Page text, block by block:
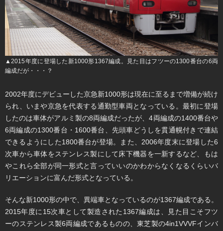
▲2015年度に登場した新1000形1367編成。見た目はフツーの1300番台の6両
編成だが・・・？
2002年度にデビューした京急新1000形は現在に至るまで増備が続け
られ、いまや京急を代表する通勤型車両となっている。最初に登場
したのは車体がアルミ製の8両編成だったが、4両編成の1400番台や
6両編成の1300番台・1600番台、先頭車どうしを貫通幌付きで連結
できるようにした1800番台が登場。また、2006年度末に登場した6
次車から車体をステンレス製にして床下機器を一新するなど、もは
やこれら全部が同一形式と言っていいのかわからなくなるくらいバ
リエーションに富んだ形式となっている。
そんな新1000形の中で、異端車となっているのが1367編成である。
2015年度に15次車として製造された1367編成は、見た目こそフツ
ーのステンレス製6両編成であるものの、東芝製の4in1VVVFインバ